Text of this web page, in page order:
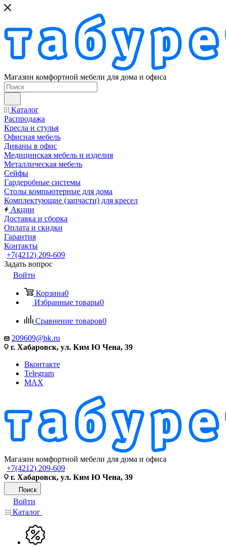
Магазин комфортной мебели для дома и офиса
Каталог
Распродажа
Кресла и стулья
Офисная мебель
Диваны в офис
Медицинская мебель и изделия
Металлическая мебель
Сейфы
Гардеробные системы
Столы компьютерные для дома
Комплектующие (запчасти) для кресел
Акции
Доставка и сборка
Оплата и скидки
Гарантия
Контакты
+7(4212) 209-609
Задать вопрос
Войти
Корзина0
Избранные товары0
Сравнение товаров0
209609@bk.ru
г. Хабаровск, ул. Ким Ю Чена, 39
Вконтакте
Telegram
MAX
Магазин комфортной мебели для дома и офиса
+7(4212) 209-609
г. Хабаровск, ул. Ким Ю Чена, 39
Поиск
Войти
Каталог